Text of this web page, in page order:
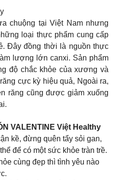
chuộng tại Việt Nam nhưng
loại thực phẩm cung cấp
Đây đồng thời là nguồn thực
lượng lớn canxi. Sản phẩm
độ chắc khỏe của xương và
cực kỳ hiệu quả, Ngoài ra,
răng cũng được giảm xuống
VALENTINE Việt Healthy
kề, đừng quên tẩy sỏi gan,
để có một sức khỏe tràn trề.
cùng đẹp thì tình yêu nào